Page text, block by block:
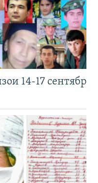
14-17 сентябр